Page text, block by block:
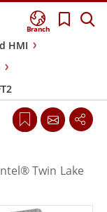
Branch
HMI
Twin Lake